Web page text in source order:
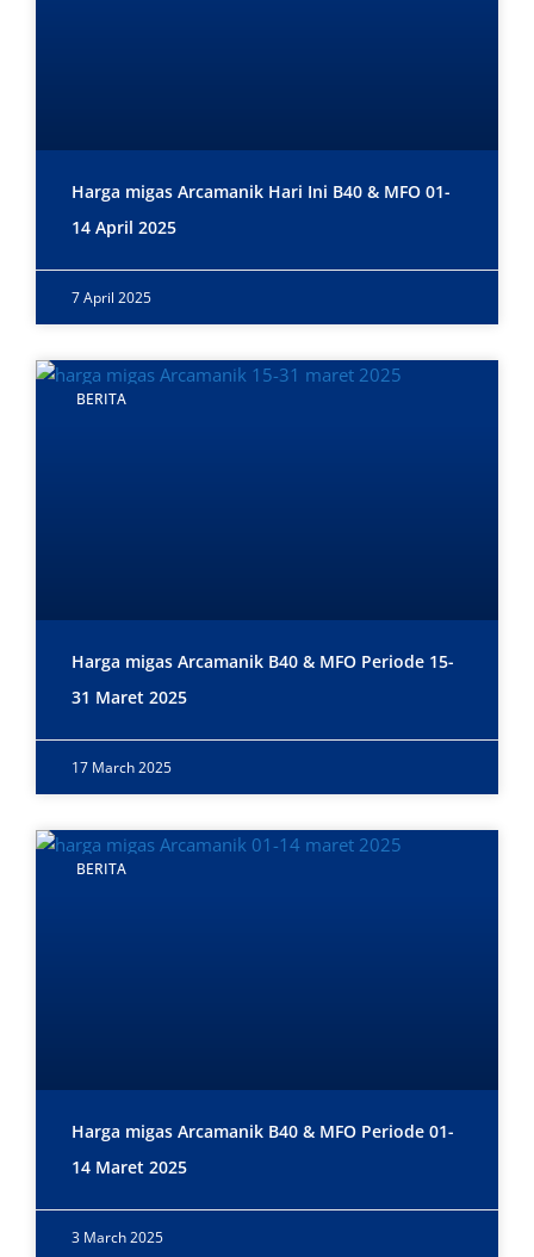
Harga migas Arcamanik Hari Ini B40 & MFO 01-
14 April 2025
7 April 2025
BERITA
Harga migas Arcamanik B40 & MFO Periode 15-
31 Maret 2025
17 March 2025
BERITA
Harga migas Arcamanik B40 & MFO Periode 01-
14 Maret 2025
3 March 2025